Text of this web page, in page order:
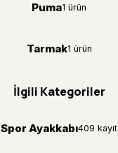
Puma1 ürün
Tarmak1 ürün
İlgili Kategoriler
Spor Ayakkabı409 kayıt